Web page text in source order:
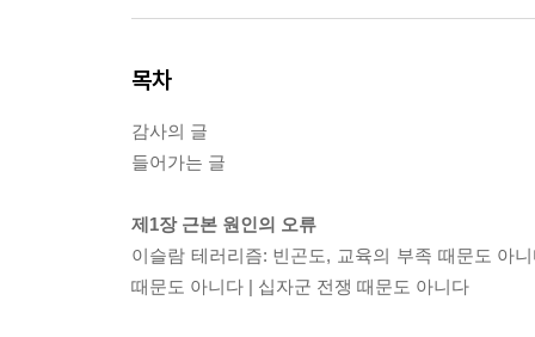
목차
감사의 글
들어가는 글
제1장 근본 원인의 오류
이슬람 테러리즘: 빈곤도, 교육의 부족 때문도 아
때문도 아니다 | 십자군 전쟁 때문도 아니다